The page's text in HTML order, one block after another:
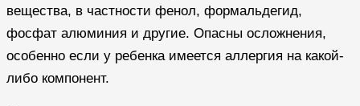
вещества, в частности фенол, формальдегид,
фосфат алюминия и другие. Опасны осложнения,
особенно если у ребенка имеется аллергия на какой-
либо компонент.